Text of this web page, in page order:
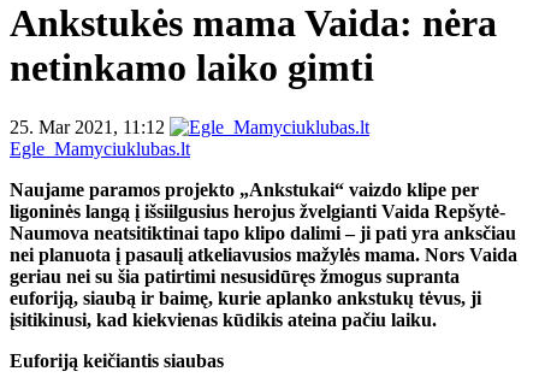
Ankstukės mama Vaida: nėra
netinkamo laiko gimti
25. Mar 2021, 11:12
Egle_Mamyciuklubas.lt
Naujame paramos projekto „Ankstukai“ vaizdo klipe per
ligoninės langą į išsiilgusius herojus žvelgianti Vaida Repšytė-
Naumova neatsitiktinai tapo klipo dalimi – ji pati yra anksčiau
nei planuota į pasaulį atkeliavusios mažylės mama. Nors Vaida
geriau nei su šia patirtimi nesusidūręs žmogus supranta
euforiją, siaubą ir baimę, kurie aplanko ankstukų tėvus, ji
įsitikinusi, kad kiekvienas kūdikis ateina pačiu laiku.
Euforiją keičiantis siaubas